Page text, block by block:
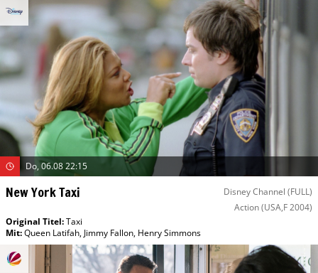
Do, 06.08 22:15
New York Taxi
Disney Channel (FULL)
Action(USA,F 2004)
Original Titel:Taxi
Mit:Queen Latifah, Jimmy Fallon, Henry Simmons